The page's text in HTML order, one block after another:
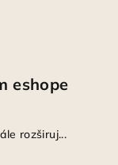
eshope
rozširuj...